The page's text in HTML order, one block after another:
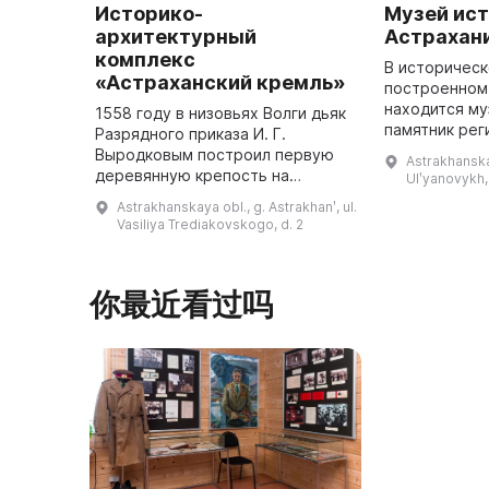
Историко-
архитектурный
комплекс
«Астраханский кремль»
1558 году в низовьях Волги дьяк
Разрядного приказа И. Г.
Выродковым построил первую
деревянную крепость на
правления Иоанна IV Грозного и
Бориса Годунова она была
Astrakhanskaya obl., g. Astrakhanʹ, ul.
Vasiliya Trediakovskogo, d. 2
Музей
В
построенном
находится
памятник
доказано,
здание
你最近看过吗